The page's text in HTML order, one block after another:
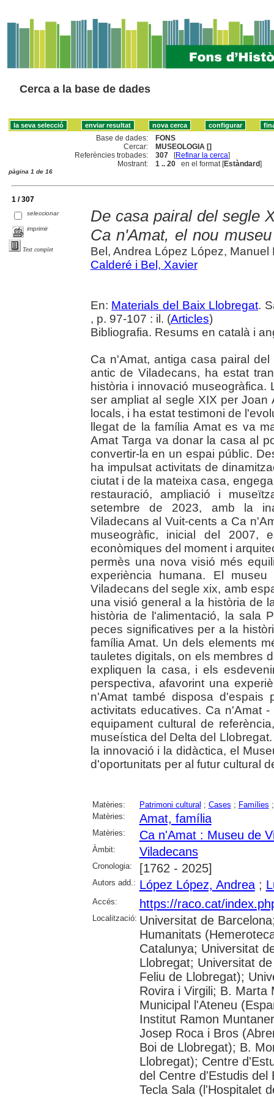
Cerca a la base de dades
Base de dades:
FONS
Cercar:
MUSEOLOGIA []
Referències trobades:
307 [Refinar la cerca]
Mostrant:
1 .. 20 en el format [Estàndard]
pàgina 1 de 16
1 / 307
seleccionar
imprimir
Text complet
De casa pairal del segle
Ca n'Amat, el nou
Bel, Andrea López López, Manuel
Calderé i Bel, Xavier
En: Materials del Baix Llobregat.
, p. 97-107 : il. (Articles)
Bibliografia. Resums en català i
Ca n'Amat, antiga casa pairal
antic de Viladecans, ha estat
història i innovació
ser ampliat al segle XIX per
locals, i ha estat testimoni de
llegat de la família Amat es va
Amat Targa va donar la casa al
convertir-la en un espai públic.
ha impulsat activitats de
ciutat i de la mateixa casa,
restauració, ampliació i
setembre de 2023, amb la
Viladecans al Vuit-cents a Ca
museogràfic, inicial del 2007,
econòmiques del moment i
permès una nova visió més
experiència humana. El
Viladecans del segle xix, amb
una visió general a la història de
història de l'alimentació, la sala
peces significatives per a la
família Amat. Un dels elements
tauletes digitals, on els membres
expliquen la casa, i els
perspectiva, afavorint una
n'Amat també disposa d'espais
activitats educatives. Ca n'Amat
equipament cultural de
museística del Delta del
la innovació i la didàctica, el
d'oportunitats per al futur cultural
Matèries: Patrimoni cultural ; Cases ; Famílies
Matèries:
Amat, família
Matèries: Ca n'Amat : Museu de
Àmbit: Viladecans
Cronologia: [1762 - 2025]
Autors add.: López López, Andrea;
Accés: https://raco.cat/
Localització: Universitat de
Humanitats
Catalunya; Universitat
Llobregat; Universitat
Feliu de Llobregat);
Rovira i Virgili; B. Marta
Municipal l'Ateneu
Institut Ramon
Josep Roca i Bros
Boi de Llobregat); B.
Llobregat); Centre
del Centre d'Estudis del
Tecla Sala (l'Hospitalet